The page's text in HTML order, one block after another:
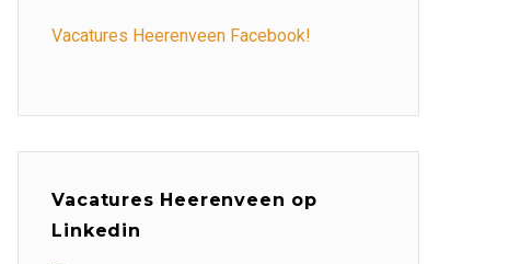
Vacatures Heerenveen Facebook!
Vacatures Heerenveen op
Linkedin